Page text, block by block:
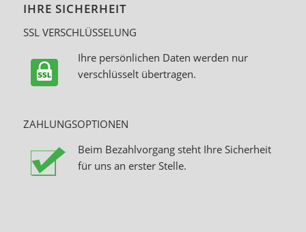
IHRE SICHERHEIT
SSL VERSCHLÜSSELUNG
Ihre persönlichen Daten werden nur
verschlüsselt übertragen.
ZAHLUNGSOPTIONEN
Beim Bezahlvorgang steht Ihre Sicherheit
für uns an erster Stelle.